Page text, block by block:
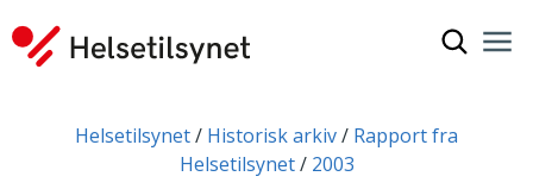
Du er her:Helsetilsynet Historisk arkiv
Rapport fra
Helsetilsynet
2003